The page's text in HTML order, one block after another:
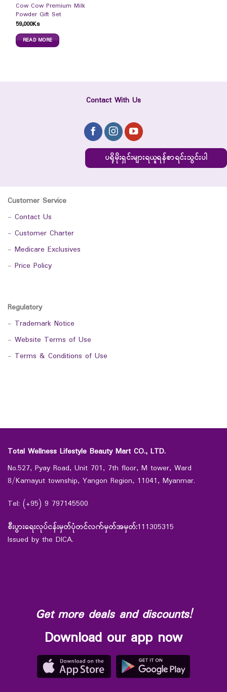
Cow Cow Premium Milk
Powder Gift Set
59,000Ks
READ MORE
Contact With Us
ပရိုမိုးရှင်းများရယူရန်စာရင်းသွင်းပါ
Customer Service
- Contact Us
- Customer Charter
- Medicare Exclusives
- Price Policy
Regulatory
- Trademark Notice
- Website Terms of Use
- Terms & Conditions of Use
Total Wellness Lifestyle Beauty Mart CO., LTD.
No.527, Pyay Road, Unit 701, 7th floor, M tower, Ward
8/Kamayut township, Yangon Region, 11041, Myanmar.
Tel: (+95) 9 797145500
စီးပွားရေးလုပ်ငန်းမှတ်ပုံတင်လက်မှတ်အမှတ်:111305315
Issued by the DICA.
Get more deals and discounts!
Download our app now